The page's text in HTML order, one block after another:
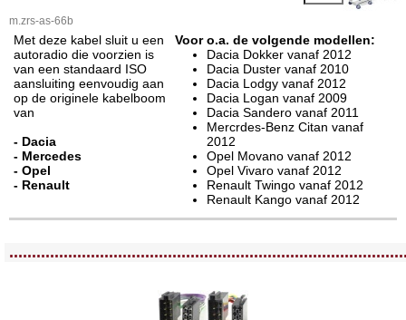
m.zrs-as-66b
Met deze kabel sluit u een
autoradio die voorzien is
van een standaard ISO
aansluiting eenvoudig aan
op de originele kabelboom
van
- Dacia
- Mercedes
- Opel
- Renault
Voor o.a. de volgende modellen:
Dacia Dokker vanaf 2012
Dacia Duster vanaf 2010
Dacia Lodgy vanaf 2012
Dacia Logan vanaf 2009
Dacia Sandero vanaf 2011
Mercrdes-Benz Citan vanaf
2012
Opel Movano vanaf 2012
Opel Vivaro vanaf 2012
Renault Twingo vanaf 2012
Renault Kango vanaf 2012